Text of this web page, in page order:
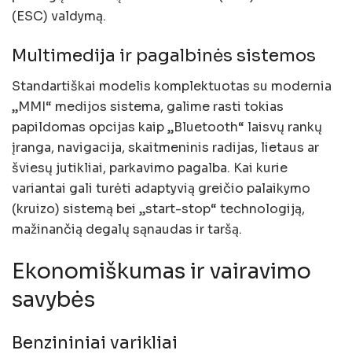
(ESC) valdymą.
Multimedija ir pagalbinės sistemos
Standartiškai modelis komplektuotas su modernia
„MMI“ medijos sistema, galime rasti tokias
papildomas opcijas kaip „Bluetooth“ laisvų rankų
įranga, navigacija, skaitmeninis radijas, lietaus ar
šviesų jutikliai, parkavimo pagalba. Kai kurie
variantai gali turėti adaptyvią greičio palaikymo
(kruizo) sistemą bei „start-stop“ technologiją,
mažinančią degalų sąnaudas ir taršą.
Ekonomiškumas ir vairavimo
savybės
Benzininiai varikliai